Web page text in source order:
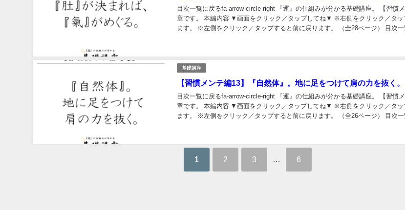
目次一覧に戻るfa-arrow-circle-right 『運』の仕組みが分かる基礎講座。 【習慣メンテ編】、第14
章です。 本編内容 ▼画面をクリック／タップしてね▼ ※右側をクリック／タップすると次へ進み
ます。 ※左側をクリック／タップすると前に戻ります。 （全28ページ） 目次一覧に戻るfa-arrow-
基礎講座
【習慣メンテ編13】『自然体』。地に足をつけて肩の力を抜く。
目次一覧に戻るfa-arrow-circle-right 『運』の仕組みが分かる基礎講座。 【習慣メンテ編】、第13
章です。 本編内容 ▼画面をクリック／タップしてね▼ ※右側をクリック／タップすると次へ進み
ます。 ※左側をクリック／タップすると前に戻ります。 （全26ページ） 目次一覧に戻るfa-arrow-
1 2 3 6